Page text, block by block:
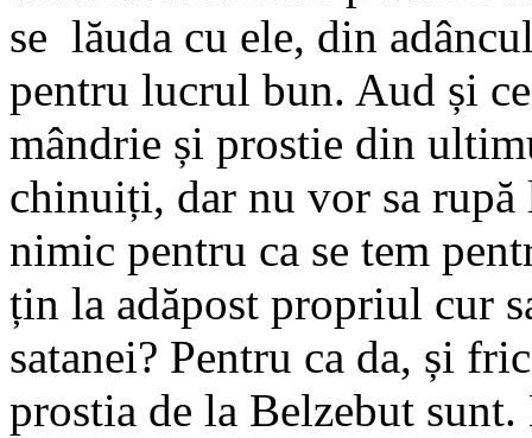
se lăuda cu ele, din
pentru lucrul bun. Aud și
mândrie și prostie din
chinuiți, dar nu vor sa
nimic pentru ca se tem
țin la adăpost propriul cur
satanei? Pentru ca da, și
prostia de la Belzebut